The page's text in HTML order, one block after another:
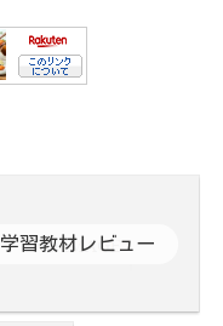
学習教材レビュー